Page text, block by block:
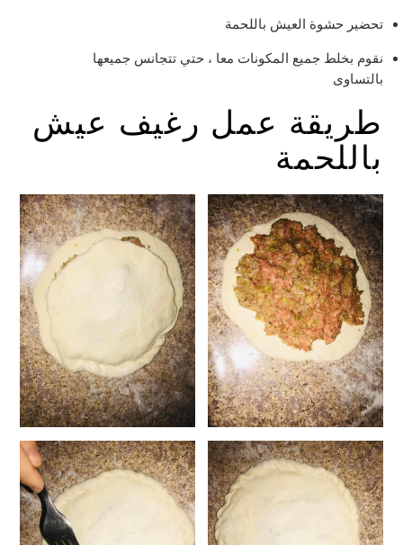
تحضير حشوة العيش باللحمة
نقوم بخلط جميع المكونات معا ، حتي تتجانس جميعها
بالتساوى
طريقة عمل رغيف عيش
باللحمة